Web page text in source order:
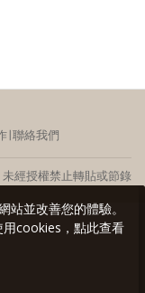
∣聯絡我們
經授權禁止轉貼或節錄
並改善您的體驗。
cookies，點此查看